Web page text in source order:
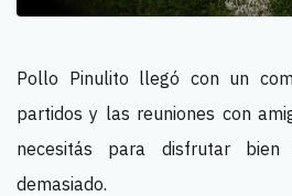
Pollo Pinulito llegó con un
partidos y las reuniones con
necesitás para disfrutar
demasiado.